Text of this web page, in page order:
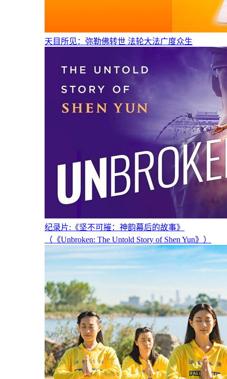
天目所见：弥勒佛转世 法轮大法广度众生
纪录片:《坚不可摧：神韵幕后的故事》
（《Unbroken: The Untold Story of Shen Yun》）